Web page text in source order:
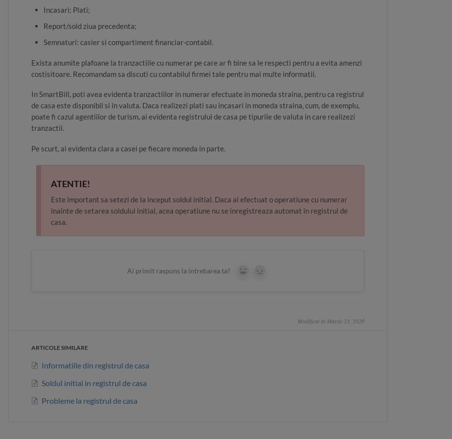
Incasari; Plati;
Report/sold ziua precedenta;
Semnaturi: casier si compartiment financiar-contabil.
Exista anumite plafoane la tranzactiile cu numerar pe care ar fi bine sa le respecti pentru a evita amenzi
costisitoare. Recomandam sa discuti cu contabilul firmei tale pentru mai multe informatii.
In SmartBill, poti avea evidenta tranzactiilor in numerar efectuate in moneda straina, pentru ca registrul
de casa este disponibil si in valuta. Daca realizezi plati sau incasari in moneda straina, cum, de exemplu,
poate fi cazul agentiilor de turism, ai evidenta registrului de casa pe tipurile de valuta in care realizezi
tranzactii.
Pe scurt, ai evidenta clara a casei pe fiecare moneda in parte.
ATENTIE!
Este important sa setezi de la inceput soldul initial. Daca ai efectuat o operatiune cu numerar
inainte de setarea soldului initial, acea operatiune nu se inregistreaza automat in registrul de
casa.
Ai primit raspuns la intrebarea ta? Yes No
Modificat in Martie 23, 2026
ARTICOLE SIMILARE
Informatiile din registrul de casa
Soldul initial in registrul de casa
Probleme la registrul de casa